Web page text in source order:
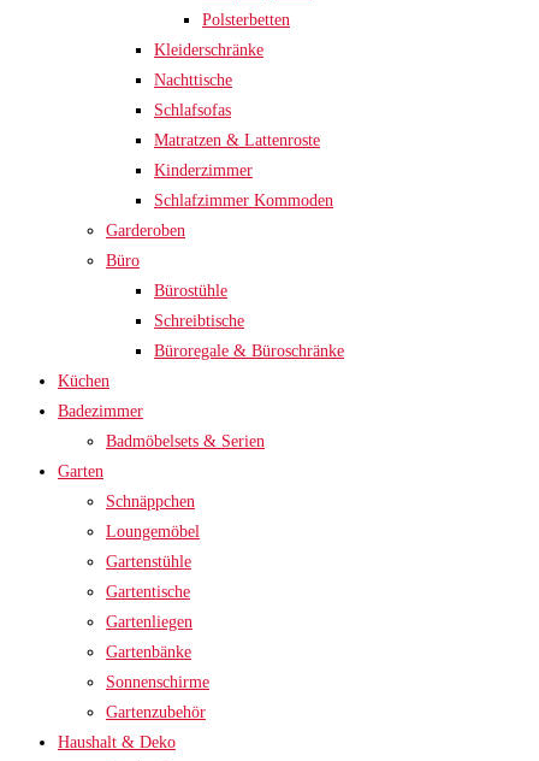
Polsterbetten
Kleiderschränke
Nachttische
Schlafsofas
Matratzen & Lattenroste
Kinderzimmer
Schlafzimmer Kommoden
Garderoben
Büro
Bürostühle
Schreibtische
Büroregale & Büroschränke
Küchen
Badezimmer
Badmöbelsets & Serien
Garten
Schnäppchen
Loungemöbel
Gartenstühle
Gartentische
Gartenliegen
Gartenbänke
Sonnenschirme
Gartenzubehör
Haushalt & Deko